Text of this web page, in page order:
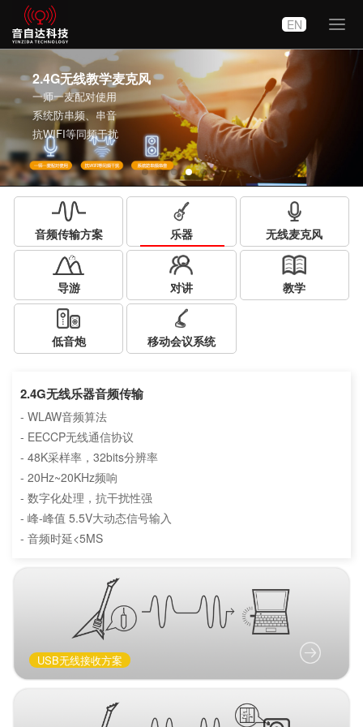
切
EN
2.4G无线教学麦克风
一师一麦配对使用
系统防串频、串音
抗WIFI等同频干扰
音频传输方案 乐器 无线麦克风
导游 对讲 教学
低音炮 移动会议系统
2.4G无线乐器音频传输
- WLAW音频算法
- EECCP无线通信协议
- 48K采样率，32bits分辨率
- 20Hz~20KHz频响
- 数字化处理，抗干扰性强
- 峰-峰值 5.5V大动态信号输入
- 音频时延<5MS
USB无线接收方案